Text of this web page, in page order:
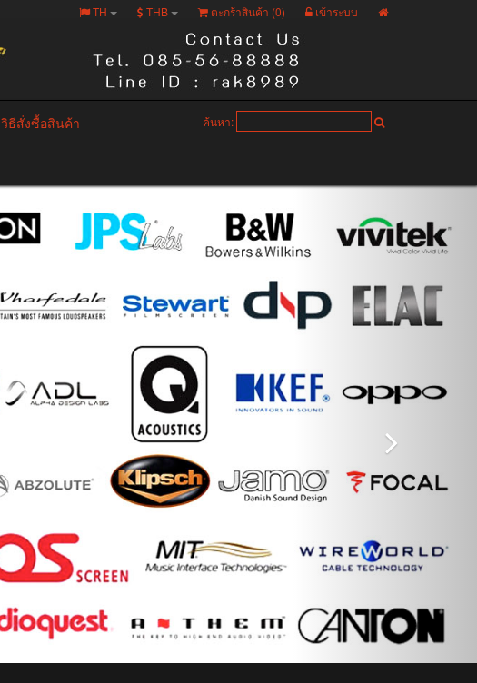
เข้าระบบ
ตะกร้าสินค้า (0)
THB
TH
วิธีสั่งซื้อสินค้า ค้นหา: